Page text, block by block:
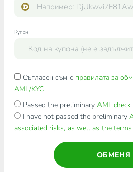
Купон
Съгласен съм с правилата за
AML/KYC
Passed the preliminary AML check
I have not passed the preliminary
associated risks, as well as the
ОБМЕНЯ